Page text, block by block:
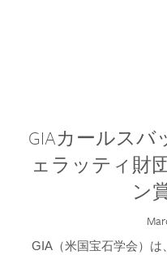
GIAカールスバ
ェラッティ財
ン
GIA（米国宝石学会）は